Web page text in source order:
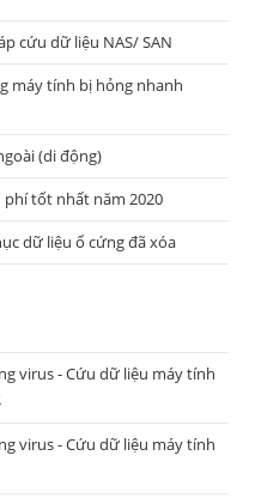
cứu dữ liệu NAS/ SAN
máy tính bị hỏng nhanh
(di động)
tốt nhất năm 2020
dữ liệu ổ cứng đã xóa
virus - Cứu dữ liệu máy tính
virus - Cứu dữ liệu máy tính